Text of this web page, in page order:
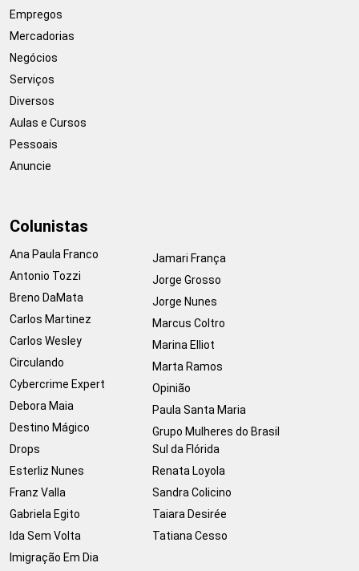
Empregos
Mercadorias
Negócios
Serviços
Diversos
Aulas e Cursos
Pessoais
Anuncie
Colunistas
Ana Paula Franco
Antonio Tozzi
Breno DaMata
Carlos Martinez
Carlos Wesley
Circulando
Cybercrime Expert
Debora Maia
Destino Mágico
Drops
Esterliz Nunes
Franz Valla
Gabriela Egito
Ida Sem Volta
Imigração Em Dia
Jamari França
Jorge Grosso
Jorge Nunes
Marcus Coltro
Marina Elliot
Marta Ramos
Opinião
Paula Santa Maria
Grupo Mulheres do Brasil
Sul da Flórida
Renata Loyola
Sandra Colicino
Taiara Desirée
Tatiana Cesso